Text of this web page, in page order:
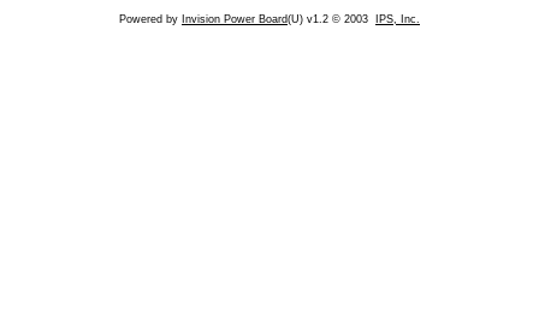
Powered by Invision Power Board(U) v1.2 © 2003 IPS, Inc.